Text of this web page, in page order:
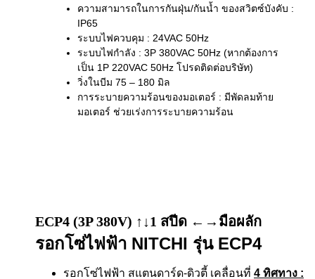
ความสามารถในการกันฝุ่น/กันน้ำ ของสวิตซ์บังคับ :
IP65
ระบบไฟควบคุม : 24VAC 50Hz
ระบบไฟกำลัง : 3P 380VAC 50Hz (หากต้องการ
เป็น 1P 220VAC 50Hz โปรดติดต่อบริษัท)
วิ่งในบีม 75 – 180 มิล
การระบายความร้อนของมอเตอร์ : มีพัดลมท้าย
มอเตอร์ ช่วยเร่งการระบายความร้อน
ECP4 (3P 380V) ↑↓1 สปีด ←→มือผลัก
รอกโซ่ไฟฟ้า NITCHI รุ่น ECP4
รอกโซ่ไฟฟ้า สแตนดาร์ด-ดิวตี้ เคลื่อนที่ 4 ทิศทาง :